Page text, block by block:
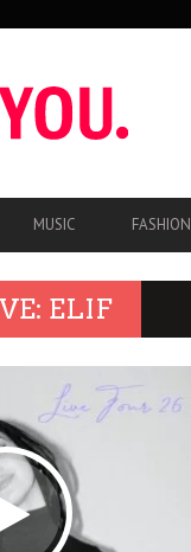
MUSIC FASHION
ELIF